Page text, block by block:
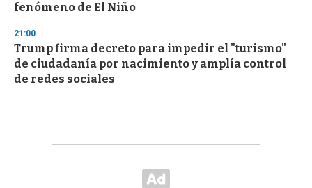
fenómeno de El Niño
21:00
Trump firma decreto para impedir el "turismo"
de ciudadanía por nacimiento y amplía control
de redes sociales